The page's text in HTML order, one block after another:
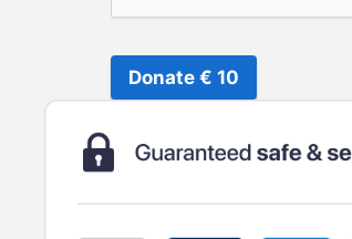
Donate € 10